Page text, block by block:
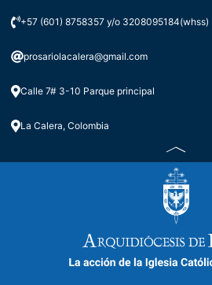
+57 (601) 8758357 y/o 3208095184(whss)
prosariolacalera@gmail.com
Calle 7# 3-10 Parque principal
La Calera, Colombia